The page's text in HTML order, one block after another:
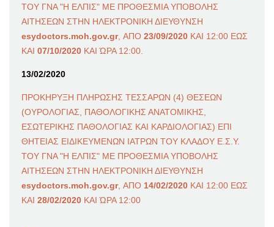
ΤΟΥ ΓΝΑ "Η ΕΛΠΙΣ" ΜΕ ΠΡΟΘΕΣΜΙΑ ΥΠΟΒΟΛΗΣ
ΑΙΤΗΣΕΩΝ ΣΤΗΝ ΗΛΕΚΤΡΟΝΙΚΗ ΔΙΕΥΘΥΝΣΗ
esydoctors.moh.gov.gr, ΑΠΟ 23/09/2020 ΚΑΙ 12:00 ΕΩΣ
ΚΑΙ 07/10/2020 ΚΑΙ ΏΡΑ 12:00.
13/02/2020
ΠΡΟΚΗΡΥΞΗ ΠΛΗΡΩΣΗΣ ΤΕΣΣΑΡΩΝ (4) ΘΕΣΕΩΝ
(ΟΥΡΟΛΟΓΙΑΣ, ΠΑΘΟΛΟΓΙΚΗΣ ΑΝΑΤΟΜΙΚΗΣ,
ΕΣΩΤΕΡΙΚΗΣ ΠΑΘΟΛΟΓΙΑΣ ΚΑΙ ΚΑΡΔΙΟΛΟΓΙΑΣ) ΕΠΙ
ΘΗΤΕΙΑΣ ΕΙΔΙΚΕΥΜΕΝΩΝ ΙΑΤΡΩΝ ΤΟΥ ΚΛΑΔΟΥ Ε.Σ.Υ.
ΤΟΥ ΓΝΑ "Η ΕΛΠΙΣ" ΜΕ ΠΡΟΘΕΣΜΙΑ ΥΠΟΒΟΛΗΣ
ΑΙΤΗΣΕΩΝ ΣΤΗΝ ΗΛΕΚΤΡΟΝΙΚΗ ΔΙΕΥΘΥΝΣΗ
esydoctors.moh.gov.gr, ΑΠΟ 14/02/2020 ΚΑΙ 12:00 ΕΩΣ
ΚΑΙ 28/02/2020 ΚΑΙ ΏΡΑ 12:00